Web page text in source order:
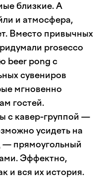
близкие. А
и атмосфера,
Вместо привычных
prosecco
beer pong с
сувениров
мгновенно
гостей.
с кавер-группой —
усидеть на
— прямоугольный
Эффектно,
и вся их история.